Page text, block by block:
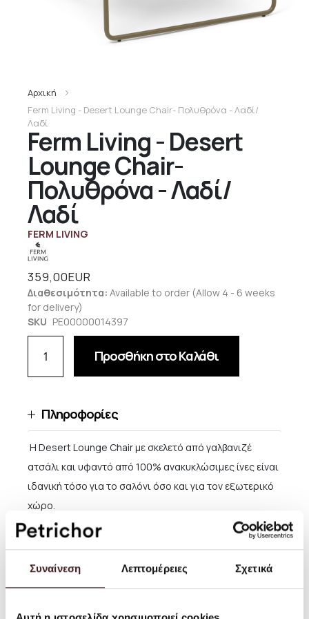
Συναίνεση Λεπτομέρειες Σχετικά
Ferm Living - Desert
Lounge Chair-
Πολυθρόνα - Λαδί/
Λαδί
FERM LIVING
Αρχική
Ferm Living - Desert Lounge Chair- Πολυθρόνα - Λαδί/
Λαδί
Διαθεσιμότητα: Available to order (Allow 4 - 6 weeks
for delivery)
SKU PE00000014397
359,00EUR
Προσθήκη στο Καλάθι
Πληροφορίες
H Desert Lounge Chair με σκελετό από γαλβανιζέ
ατσάλι και υφαντό από 100% ανακυκλώσιμες ίνες είναι
ιδανική τόσο για το σαλόνι όσο και για τον εξωτερικό
χώρο.
Ύψος θέσης: 20 εκ.
Υλικό: Γαλβανιζέ ατσάλι. Κάθισμα: Υφαντό από 100%
Κατάλληλο για χρήση σε εξωτερικούς χώρους